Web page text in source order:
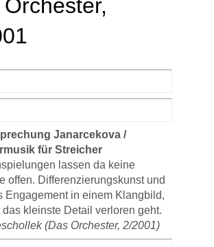
Janarcekova /
für Streicher
lassen da keine
offen. Differenzierungskunst und
Engagement in einem Klangbild,
kleinste Detail verloren geht.
(Das Orchester, 2/2001)